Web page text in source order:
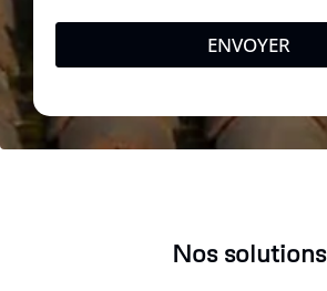
ENVOYER
Nos solutions